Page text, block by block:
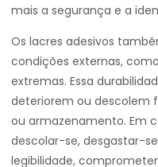
mais a segurança e a
Os lacres adesivos
condições externas,
extremas. Essa
deteriorem ou descolem
ou armazenamento. Em
descolar-se, desgastar-
legibilidade,